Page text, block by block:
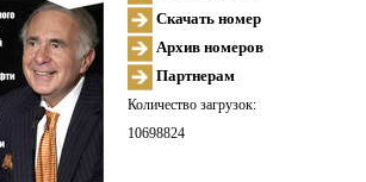
Скачать номер
Архив номеров
Партнерам
Количество загрузок:
10698824